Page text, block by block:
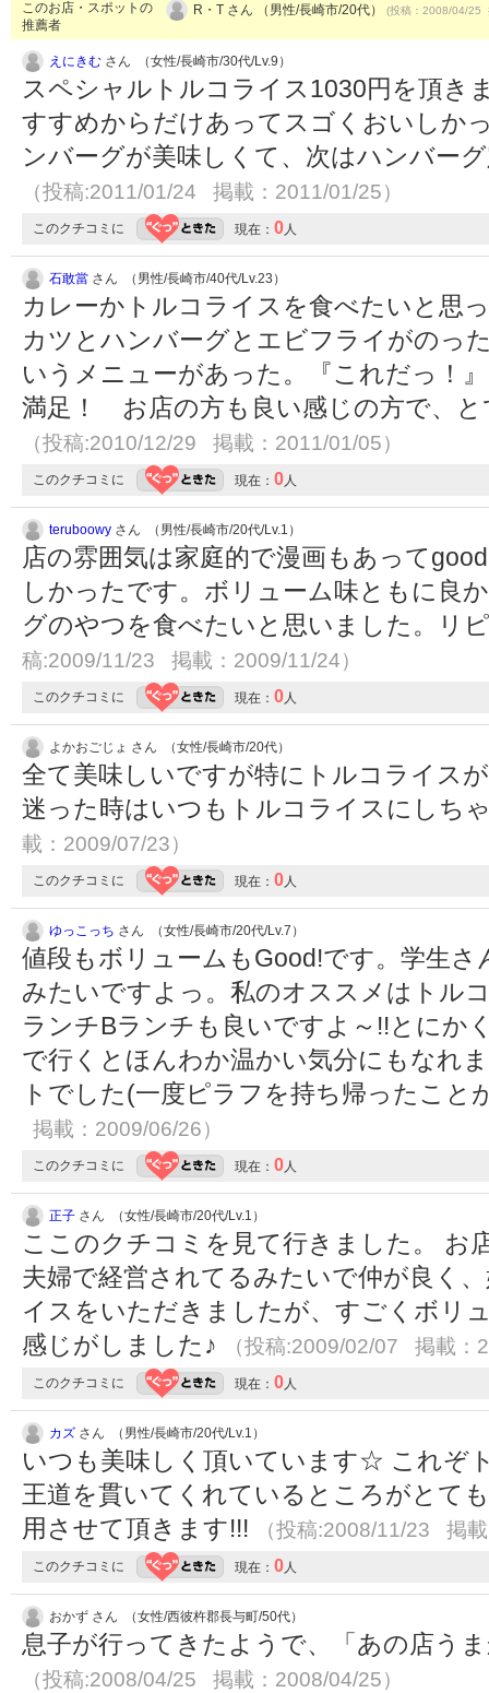
このお店・スポットの
推薦者
R・T さん （男性/長崎市/20代） (投稿：2008/04/25
えにきむ さん （女性/長崎市/30代/Lv.9）
スペシャルトルコライス1030円を頂き
すすめからだけあってスゴくおいしか
ンバーグが美味しくて、次はハンバー
（投稿:2011/01/24 掲載：2011/01/25）
このクチコミに 現在： 0人
石敢當 さん （男性/長崎市/40代/Lv.23）
カレーかトルコライスを食べたいと思
カツとハンバーグとエビフライがのっ
いうメニューがあった。『これだっ！
満足！ お店の方も良い感じの方で、と
（投稿:2010/12/29 掲載：2011/01/05）
このクチコミに 現在： 0人
teruboowy さん （男性/長崎市/20代/Lv.1）
店の雰囲気は家庭的で漫画もあって
しかったです。ボリューム味ともに良
グのやつを食べたいと思いました。リ
稿:2009/11/23 掲載：2009/11/24）
このクチコミに 現在： 0人
よかおごじょ さん （女性/長崎市/20代）
全て美味しいですが特にトルコライス
迷った時はいつもトルコライスにしち
載：2009/07/23）
このクチコミに 現在： 0人
ゆっこっち さん （女性/長崎市/20代/Lv.7）
値段もボリュームもGood!です。学生
みたいですよっ。私のオススメはトル
ランチBランチも良いですよ～!!とにか
で行くとほんわか温かい気分にもなれ
トでした(一度ピラフを持ち帰ったこと
掲載：2009/06/26）
このクチコミに 現在： 0人
正子 さん （女性/長崎市/20代/Lv.1）
ここのクチコミを見て行きました。 お
夫婦で経営されてるみたいで仲が良く
イスをいただきましたが、すごくボリ
感じがしました♪
（投稿:2009/02/07 掲載：
このクチコミに 現在： 0人
カズ さん （男性/長崎市/20代/Lv.1）
いつも美味しく頂いています☆ これぞ
王道を貫いてくれているところがとて
用させて頂きます!!!
（投稿:2008/11/23 掲
このクチコミに 現在： 0人
おかず さん （女性/西彼杵郡長与町/50代）
息子が行ってきたようで、「あの店う
（投稿:2008/04/25 掲載：2008/04/25）